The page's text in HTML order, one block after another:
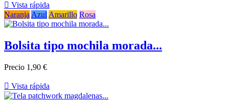
 Vista rápida
Naranja Azul Amarillo Rosa
Bolsita tipo mochila morada...
Precio 1,90 €
 Vista rápida